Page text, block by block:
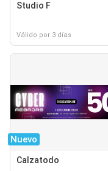
Studio F
Válido por 3 días
Nuevo
Calzatodo